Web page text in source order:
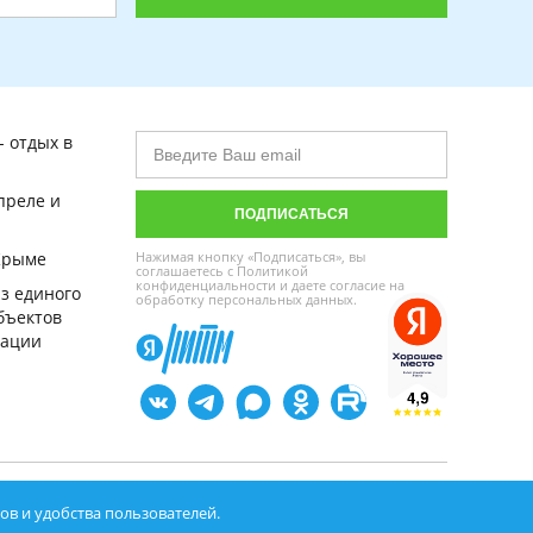
отдых в
и
единого
Нажимая кнопку «Подписаться», вы
соглашаетесь с Политикой
конфиденциальности и даете согласие на
обработку персональных данных.
. и удобства пользователей.